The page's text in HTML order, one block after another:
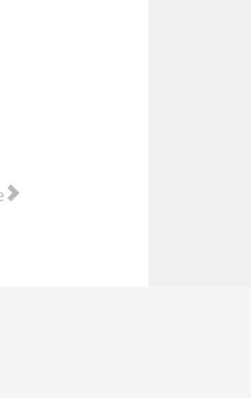
Granaderos a Caballo
Jesús Monzón renovó